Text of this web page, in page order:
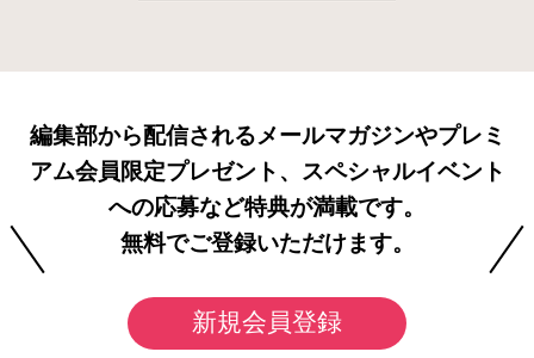
編集部から配信されるメールマガジンやプレミ
アム会員限定プレゼント、スペシャルイベント
への応募など特典が満載です。
無料でご登録いただけます。
新規会員登録